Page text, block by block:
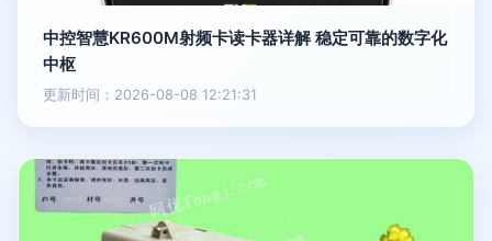
中控智慧KR600M射频卡读卡器详解 稳定可靠的数字化
中枢
更新时间：2026-08-08 12:21:31